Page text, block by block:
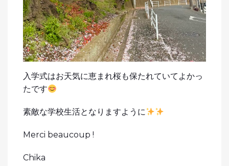
入学式はお天気に恵まれ桜も保たれていてよかっ
たです
素敵な学校生活となりますように
Merci beaucoup !
Chika